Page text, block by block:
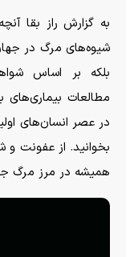
به گزارش راز بقا
شیوه‌های مرگ در جهان
بلکه بر اساس
مطالعات بیماری‌های
در عصر انسان‌های
بخوانید. از عفونت و
همیشه در مرز مرگ